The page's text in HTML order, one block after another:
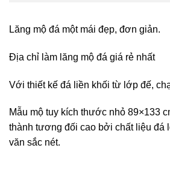
Lăng mộ đá một mái đẹp, đơn giản.
Địa chỉ làm lăng mộ đá giá rẻ nhất
Với thiết kế đá liền khối từ lớp đế,
Mẫu mộ tuy kích thước nhỏ 89×133
thành tương đối cao bởi chất liệu đá
văn sắc nét.